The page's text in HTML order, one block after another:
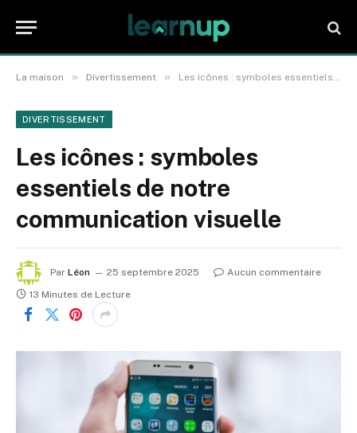
La maison » Divertissement » Les icônes : symboles essentiels de notre communication visuelle
DIVERTISSEMENT
Les icônes : symboles
essentiels de notre
communication visuelle
Par Léon 25 septembre 2025
Aucun commentaire
13 Minutes de Lecture